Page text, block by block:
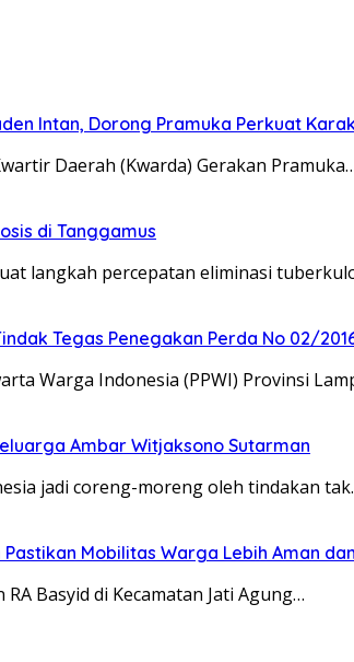
Intan, Dorong Pramuka Perkuat
Daerah (Kwarda) Gerakan
di Tanggamus
langkah percepatan eliminasi
Tegas Penegakan Perda No 02/
Warga Indonesia (PPWI) Provinsi
Ambar Witjaksono Sutarman
jadi coreng-moreng oleh tindakan
Mobilitas Warga Lebih Aman
Basyid di Kecamatan Jati Agung…